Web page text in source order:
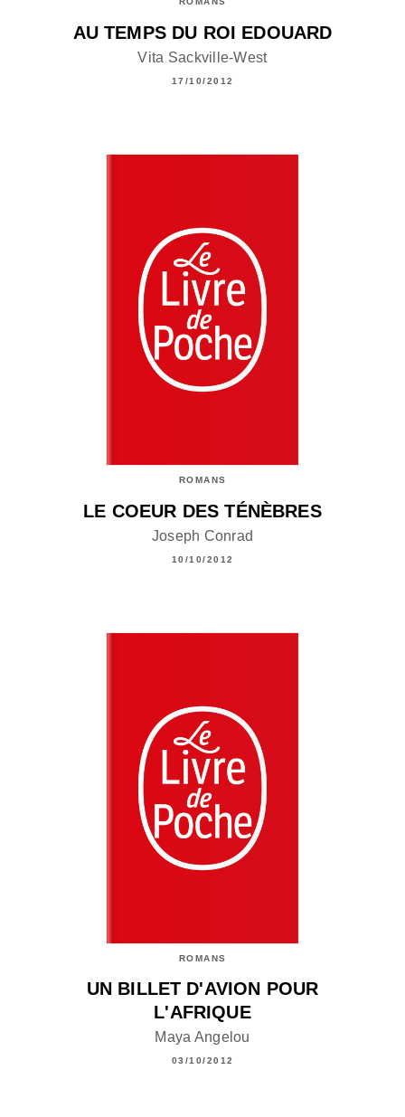
AU TEMPS DU ROI EDOUARD
Vita Sackville-West
17/10/2012
ROMANS
LE COEUR DES TÉNÈBRES
Joseph Conrad
10/10/2012
ROMANS
UN BILLET D'AVION POUR
L'AFRIQUE
Maya Angelou
03/10/2012